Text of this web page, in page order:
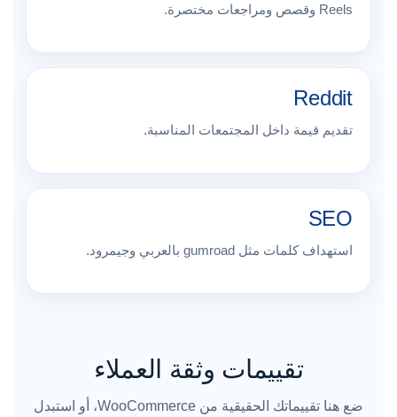
Reels وقصص ومراجعات مختصرة.
Reddit
تقديم قيمة داخل المجتمعات المناسبة.
SEO
استهداف كلمات مثل gumroad بالعربي وجيمرود.
تقييمات وثقة العملاء
ضع هنا تقييماتك الحقيقية من WooCommerce، أو استبدل